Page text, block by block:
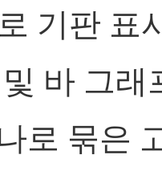
기판 표
바 그래
로 묶은